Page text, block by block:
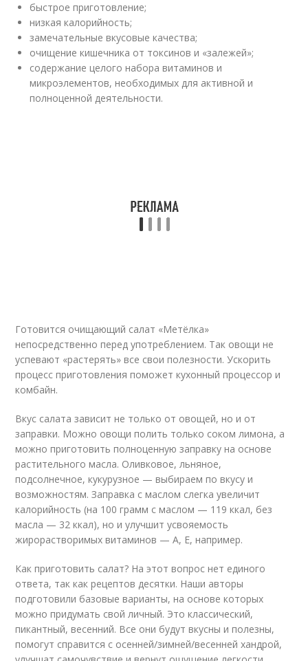
быстрое приготовление;
низкая калорийность;
замечательные вкусовые качества;
очищение кишечника от токсинов и «залежей»;
содержание целого набора витаминов и
микроэлементов, необходимых для активной и
полноценной деятельности.
Готовится очищающий салат «Метёлка»
непосредственно перед употреблением. Так овощи не
успевают «растерять» все свои полезности. Ускорить
процесс приготовления поможет кухонный процессор и
комбайн.
Вкус салата зависит не только от овощей, но и от
заправки. Можно овощи полить только соком лимона, а
можно приготовить полноценную заправку на основе
растительного масла. Оливковое, льняное,
подсолнечное, кукурузное — выбираем по вкусу и
возможностям. Заправка с маслом слегка увеличит
калорийность (на 100 грамм с маслом — 119 ккал, без
масла — 32 ккал), но и улучшит усвояемость
жирорастворимых витаминов — А, Е, например.
Как приготовить салат? На этот вопрос нет единого
ответа, так как рецептов десятки. Наши авторы
подготовили базовые варианты, на основе которых
можно придумать свой личный. Это классический,
пикантный, весенний. Все они будут вкусны и полезны,
помогут справится с осенней/зимней/весенней хандрой,